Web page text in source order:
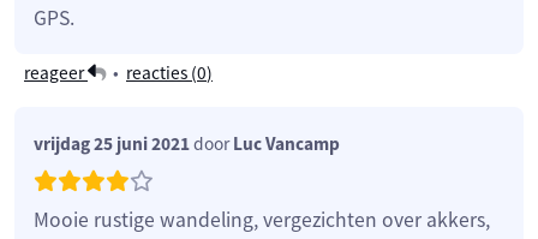
GPS.
reageer • reacties (0)
vrijdag 25 juni 2021doorLuc Vancamp
Mooie rustige wandeling, vergezichten over akkers,